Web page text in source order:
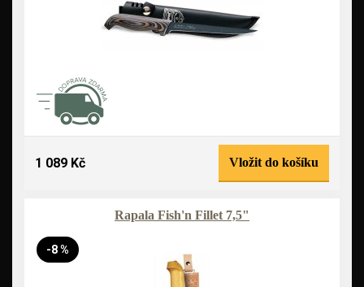
1 089 Kč Vložit do košíku
Rapala Fish'n Fillet 7,5"
-8 %